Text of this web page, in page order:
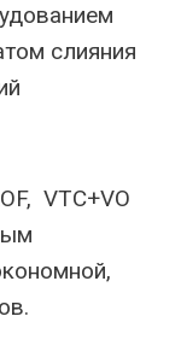
слияния
VTC+VO